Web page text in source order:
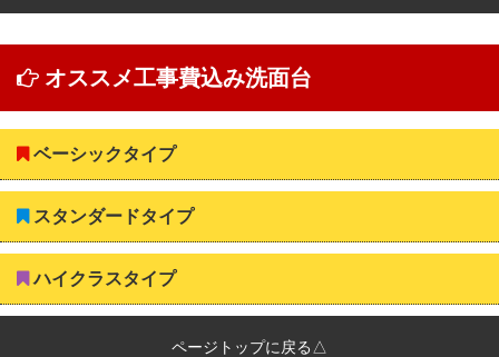
オススメ工事費込み洗面台
ベーシックタイプ
スタンダードタイプ
ハイクラスタイプ
ページトップに戻る△